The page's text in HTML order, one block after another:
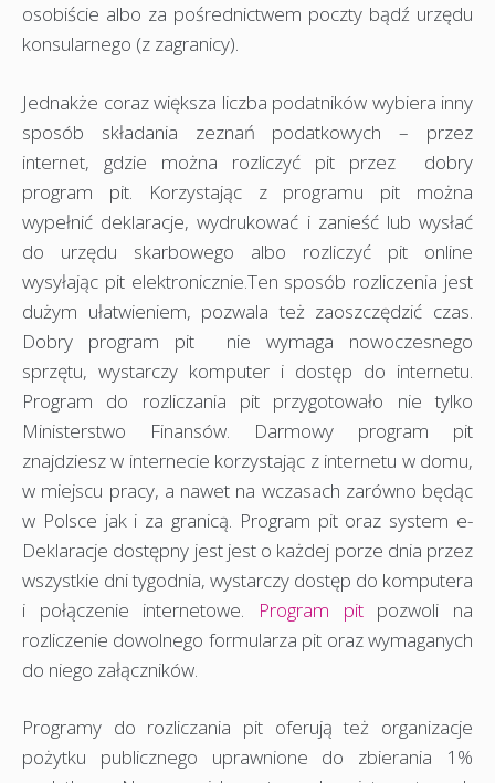
osobiście albo za pośrednictwem poczty bądź urzędu
konsularnego (z zagranicy).
Jednakże coraz większa liczba podatników wybiera inny
sposób składania zeznań podatkowych – przez
internet, gdzie można rozliczyć pit przez dobry
program pit. Korzystając z programu pit można
wypełnić deklaracje, wydrukować i zanieść lub wysłać
do urzędu skarbowego albo rozliczyć pit online
wysyłając pit elektronicznie.Ten sposób rozliczenia jest
dużym ułatwieniem, pozwala też zaoszczędzić czas.
Dobry program pit nie wymaga nowoczesnego
sprzętu, wystarczy komputer i dostęp do internetu.
Program do rozliczania pit przygotowało nie tylko
Ministerstwo Finansów. Darmowy program pit
znajdziesz w internecie korzystając z internetu w domu,
w miejscu pracy, a nawet na wczasach zarówno będąc
w Polsce jak i za granicą. Program pit oraz system e-
Deklaracje dostępny jest jest o każdej porze dnia przez
wszystkie dni tygodnia, wystarczy dostęp do komputera
i połączenie internetowe. Program pitpozwoli na
rozliczenie dowolnego formularza pit oraz wymaganych
do niego załączników.
Programy do rozliczania pit oferują też organizacje
pożytku publicznego uprawnione do zbierania 1%